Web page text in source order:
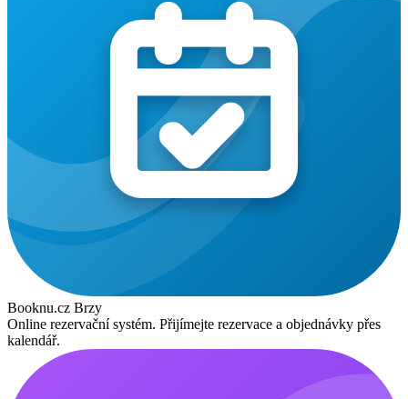
Booknu.cz Brzy
Online rezervační systém. Přijímejte rezervace a objednávky přes
kalendář.